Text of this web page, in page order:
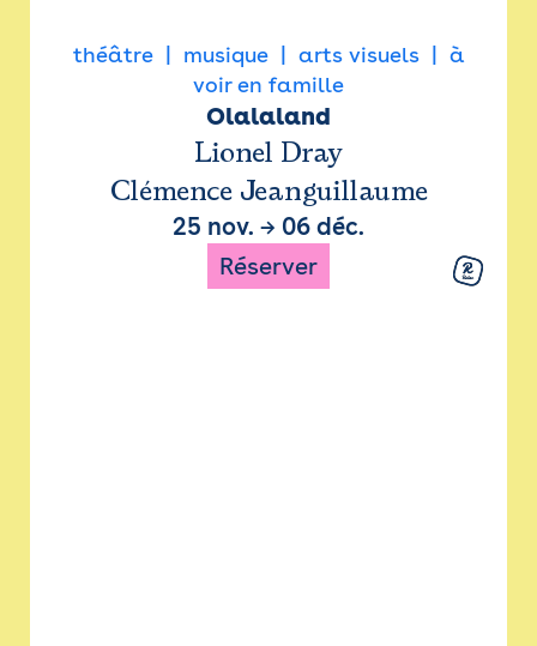
théâtre musique arts visuels
à
voir en famille
Olalaland
Lionel Dray
Clémence Jeanguillaume
25 nov. → 06 déc.
Réserver